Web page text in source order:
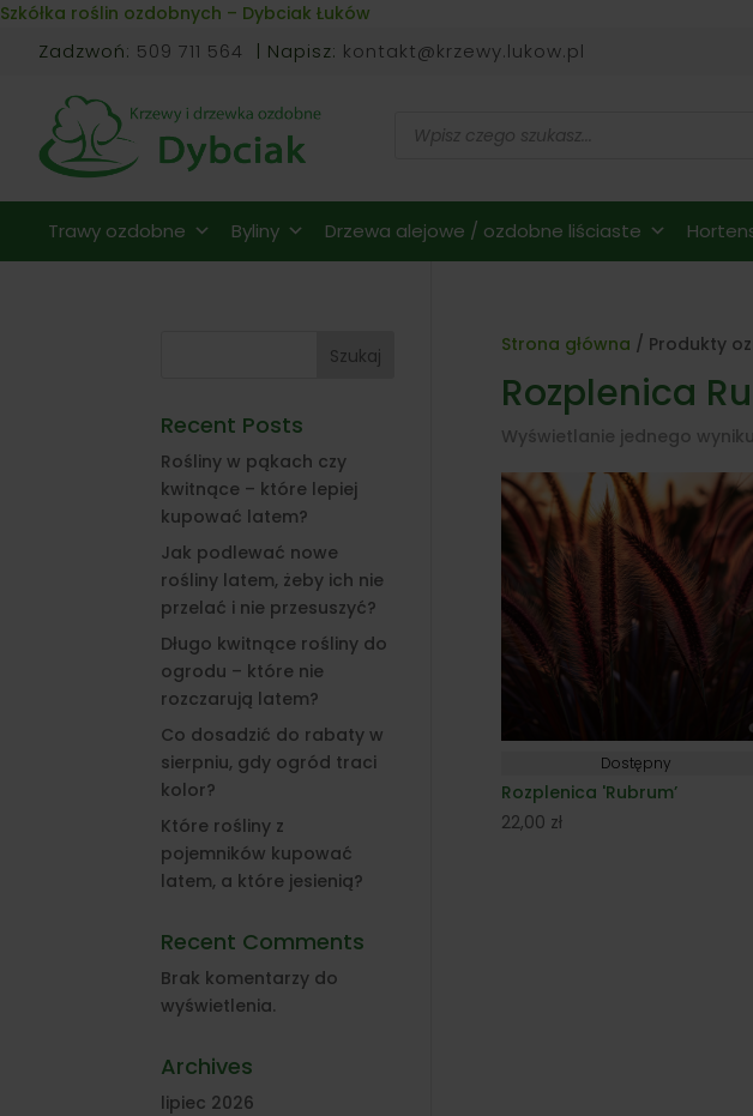
Skip to content
Szkółka roślin ozdobnych – Dybciak Łuków
Zadzwoń: 509 711 564 | Napisz: kontakt@krzewy.lukow.pl
produktów
Trawy ozdobne Byliny Drzewa alejowe / ozdobne liściaste
Strona główna / Produkty
Rozplenica
Wyświetlanie jednego wyniku
Dostępny
Rozplenica 'Rubrum’
22,00 zł
Szukaj
Recent Posts
Rośliny w pąkach czy
kwitnące – które lepiej
kupować latem?
Jak podlewać nowe
rośliny latem, żeby ich nie
przelać i nie przesuszyć?
Długo kwitnące rośliny do
ogrodu – które nie
rozczarują latem?
Co dosadzić do rabaty w
sierpniu, gdy ogród traci
kolor?
Które rośliny z
pojemników kupować
latem, a które jesienią?
Recent Comments
Brak komentarzy do
wyświetlenia.
Archives
lipiec 2026